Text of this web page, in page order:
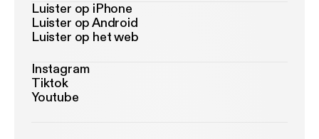
Luister op iPhone
Luister op Android
Luister op het web
Instagram
Tiktok
Youtube